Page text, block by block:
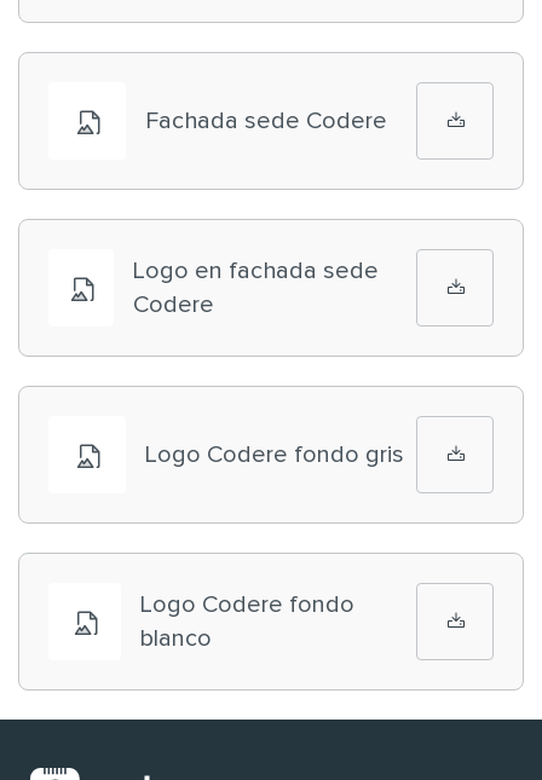
Fachada sede Codere
Logo en fachada sede
Codere
Logo Codere fondo gris
Logo Codere fondo
blanco